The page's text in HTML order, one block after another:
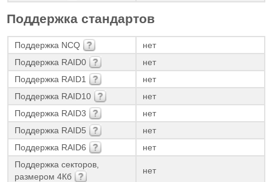
Поддержка стандартов
Поддержка NCQ
нет
Поддержка RAID0
нет
Поддержка RAID1
нет
Поддержка RAID10
нет
Поддержка RAID3
нет
Поддержка RAID5
нет
Поддержка RAID6
нет
Поддержка секторов,
размером 4Кб
нет